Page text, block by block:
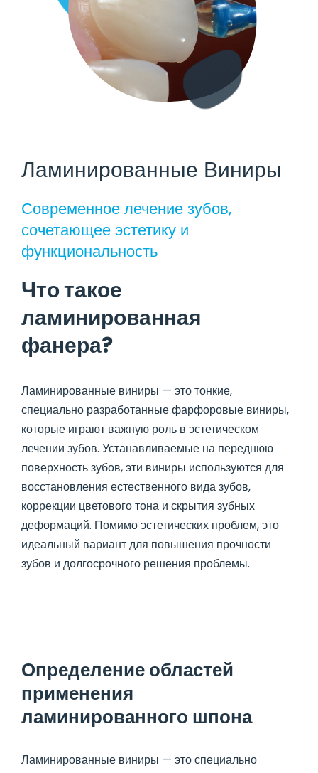
Ламинированные Виниры
Современное лечение зубов,
сочетающее эстетику и
функциональность
Что такое
ламинированная
фанера?
Ламинированные виниры — это тонкие,
специально разработанные фарфоровые виниры,
которые играют важную роль в эстетическом
лечении зубов. Устанавливаемые на переднюю
поверхность зубов, эти виниры используются для
восстановления естественного вида зубов,
коррекции цветового тона и скрытия зубных
деформаций. Помимо эстетических проблем, это
идеальный вариант для повышения прочности
зубов и долгосрочного решения проблемы.
Определение областей
применения
ламинированного шпона
Ламинированные виниры — это специально